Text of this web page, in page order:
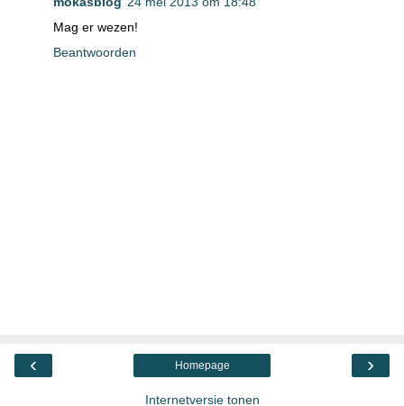
Mag er wezen!
Beantwoorden
‹ ›
Homepage
Internetversie tonen